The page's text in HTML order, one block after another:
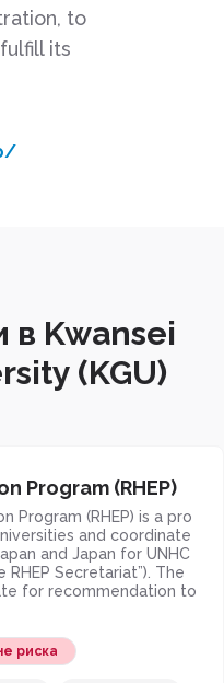
to
its
в Kwansei
(KGU)
Program (RHEP)
Program (RHEP) is a pro
and coordinate
and Japan for UNHC
Secretariat”). The
for recommendation to
риска